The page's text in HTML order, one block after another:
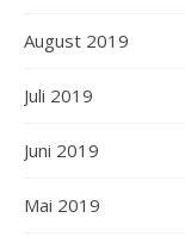
August 2019
Juli 2019
Juni 2019
Mai 2019